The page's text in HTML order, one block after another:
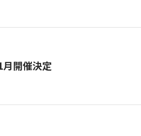
月開催決定